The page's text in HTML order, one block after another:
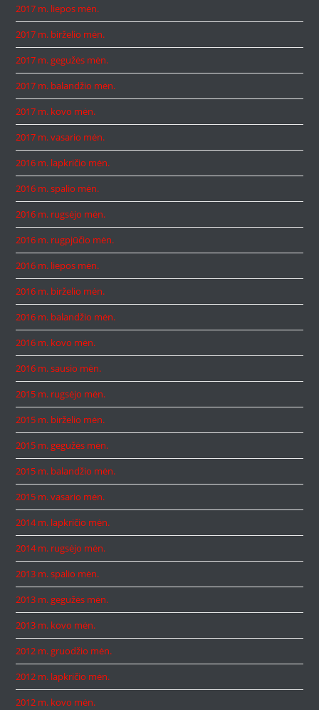
2017 m. liepos mėn.
2017 m. birželio mėn.
2017 m. gegužės mėn.
2017 m. balandžio mėn.
2017 m. kovo mėn.
2017 m. vasario mėn.
2016 m. lapkričio mėn.
2016 m. spalio mėn.
2016 m. rugsėjo mėn.
2016 m. rugpjūčio mėn.
2016 m. liepos mėn.
2016 m. birželio mėn.
2016 m. balandžio mėn.
2016 m. kovo mėn.
2016 m. sausio mėn.
2015 m. rugsėjo mėn.
2015 m. birželio mėn.
2015 m. gegužės mėn.
2015 m. balandžio mėn.
2015 m. vasario mėn.
2014 m. lapkričio mėn.
2014 m. rugsėjo mėn.
2013 m. spalio mėn.
2013 m. gegužės mėn.
2013 m. kovo mėn.
2012 m. gruodžio mėn.
2012 m. lapkričio mėn.
2012 m. kovo mėn.